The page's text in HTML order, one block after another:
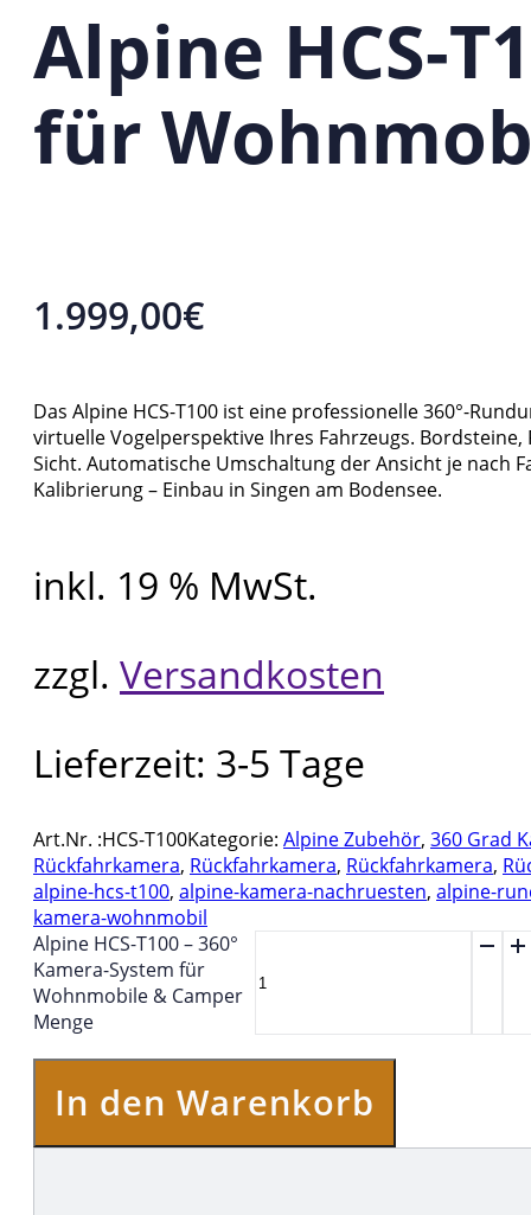
Alpine HCS-
für
1.999,00€
Das Alpine HCS-T100 ist eine professionelle 360°-
virtuelle Vogelperspektive Ihres Fahrzeugs.
Sicht. Automatische Umschaltung der Ansicht je
Kalibrierung – Einbau in Singen am Bodensee.
inkl. 19 % MwSt.
zzgl. Versandkosten
Lieferzeit: 3-5 Tage
Art.Nr. :HCS-T100Kategorie: Alpine Zubehör, 360 Grad
Rückfahrkamera, Rückfahrkamera, Rückfahrkamera,
alpine-hcs-t100, alpine-kamera-nachruesten, alpine-
kamera-wohnmobil
Alpine HCS-T100 – 360°
Kamera-System für
Wohnmobile & Camper
Menge
In den Warenkorb